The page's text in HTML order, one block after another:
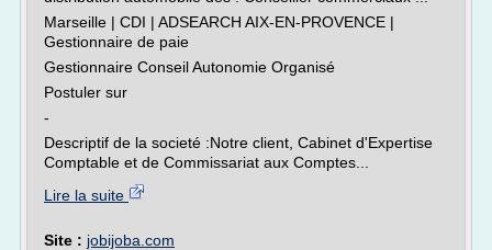
Marseille | CDI | ADSEARCH AIX-EN-PROVENCE |
Gestionnaire de paie
Gestionnaire Conseil Autonomie Organisé
Postuler sur
-
Descriptif de la societé :Notre client, Cabinet d'Expertise
Comptable et de Commissariat aux Comptes...
Lire la suite
Site : jobijoba.com